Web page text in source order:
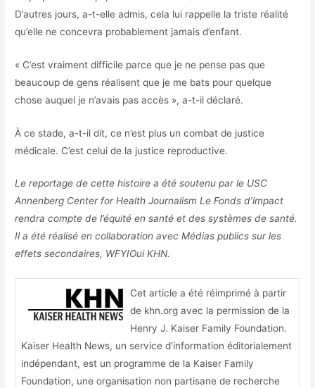
D’autres jours, a-t-elle admis, cela lui rappelle la triste réalité
qu’elle ne concevra probablement jamais d’enfant.
« C’est vraiment difficile parce que je ne pense pas que
beaucoup de gens réalisent que je me bats pour quelque
chose auquel je n’avais pas accès », a-t-il déclaré.
À ce stade, a-t-il dit, ce n’est plus un combat de justice
médicale. C’est celui de la justice reproductive.
Le reportage de cette histoire a été soutenu par le USC
Annenberg Center for Health JournalismLe Fonds d’impact
rendra compte de l’équité en santé et des systèmes de santé.
Il a été réalisé en collaboration avecMédias publics sur les
effets secondaires, WFYIOuiKHN.
Cet article a été réimprimé à partir
de khn.org avec la permission de la
Henry J. Kaiser Family Foundation.
Kaiser Health News, un service d’information éditorialement
indépendant, est un programme de la Kaiser Family
Foundation, une organisation non partisane de recherche